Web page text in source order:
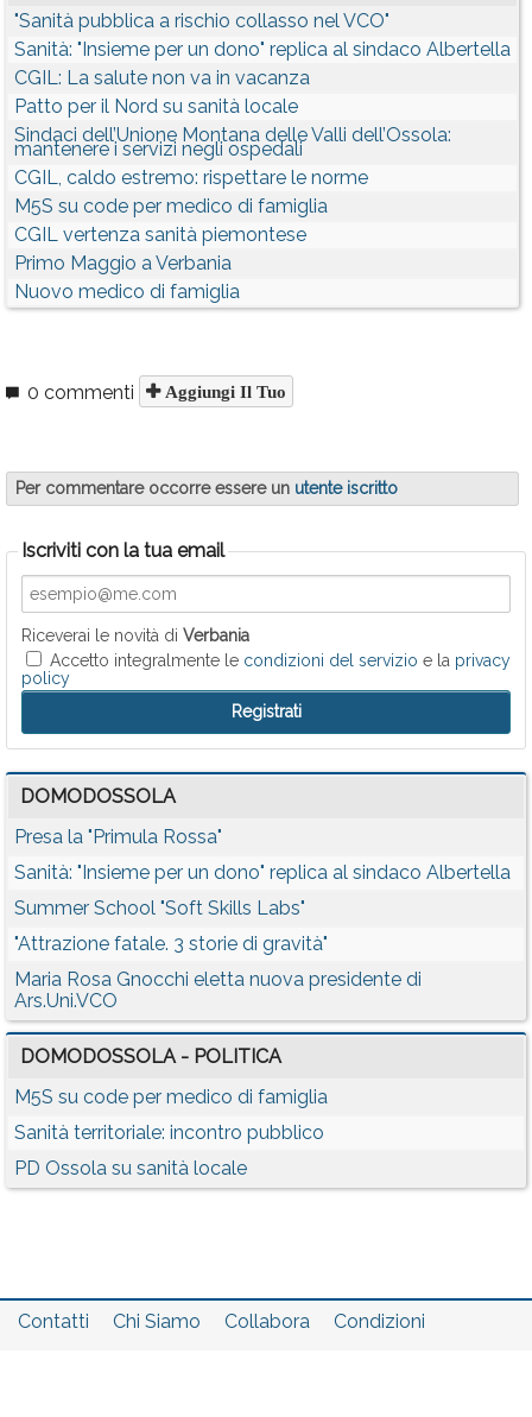
"Sanità pubblica a rischio collasso nel VCO"
Sanità: "Insieme per un dono" replica al sindaco Albertella
CGIL: La salute non va in vacanza
Patto per il Nord su sanità locale
Sindaci dell’Unione Montana delle Valli dell’Ossola:
mantenere i servizi negli ospedali
CGIL, caldo estremo: rispettare le norme
M5S su code per medico di famiglia
CGIL vertenza sanità piemontese
Primo Maggio a Verbania
Nuovo medico di famiglia
0 commenti Aggiungi Il Tuo
Per commentare occorre essere un utente iscritto
Iscriviti con la tua email
Riceverai le novità di Verbania
Accetto integralmente le condizioni del servizio e la privacy
policy
DOMODOSSOLA
Presa la "Primula Rossa"
Sanità: "Insieme per un dono" replica al sindaco Albertella
Summer School "Soft Skills Labs"
"Attrazione fatale. 3 storie di gravità"
Maria Rosa Gnocchi eletta nuova presidente di
Ars.Uni.VCO
DOMODOSSOLA - POLITICA
M5S su code per medico di famiglia
Sanità territoriale: incontro pubblico
PD Ossola su sanità locale
Contatti Chi Siamo Collabora
Condizioni